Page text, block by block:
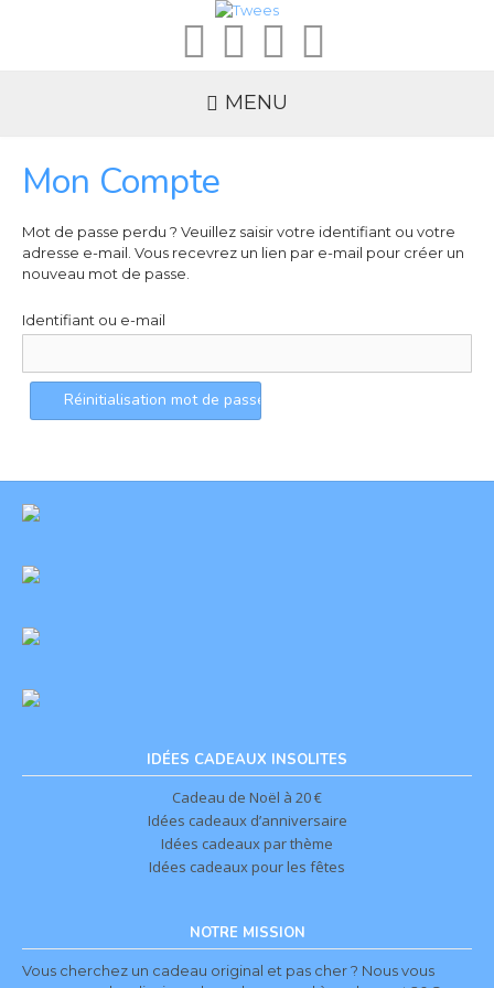
MENU
Mon Compte
Mot de passe perdu ? Veuillez saisir votre identifiant ou votre
adresse e-mail. Vous recevrez un lien par e-mail pour créer un
nouveau mot de passe.
Identifiant ou e-mail
IDÉES CADEAUX INSOLITES
Cadeau de Noël à 20 €
Idées cadeaux d’anniversaire
Idées cadeaux par thème
Idées cadeaux pour les fêtes
NOTRE MISSION
Vous cherchez un cadeau original et pas cher ? Nous vous